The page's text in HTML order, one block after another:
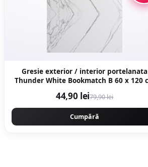
Gresie exterior / interior portelanata
Thunder White Bookmatch B 60 x 120 cm
44,90 lei79,90 lei
Cumpără